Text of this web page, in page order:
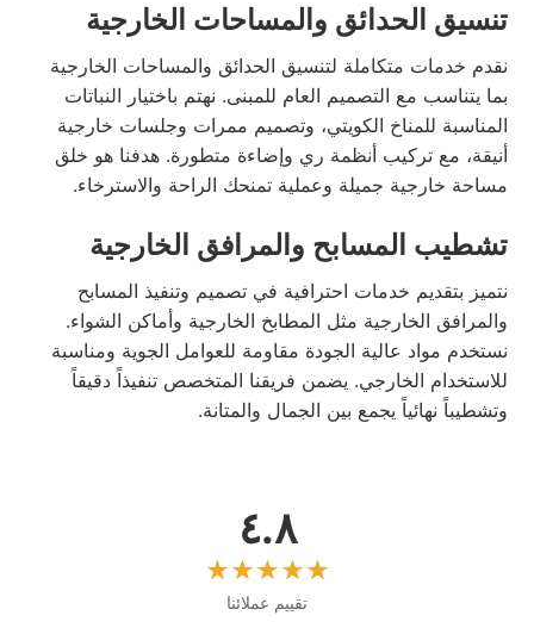
تنسيق الحدائق والمساحات الخارجية
نقدم خدمات متكاملة لتنسيق الحدائق والمساحات الخارجية
بما يتناسب مع التصميم العام للمبنى. نهتم باختيار النباتات
المناسبة للمناخ الكويتي، وتصميم ممرات وجلسات خارجية
أنيقة، مع تركيب أنظمة ري وإضاءة متطورة. هدفنا هو خلق
مساحة خارجية جميلة وعملية تمنحك الراحة والاسترخاء.
تشطيب المسابح والمرافق الخارجية
نتميز بتقديم خدمات احترافية في تصميم وتنفيذ المسابح
والمرافق الخارجية مثل المطابخ الخارجية وأماكن الشواء.
نستخدم مواد عالية الجودة مقاومة للعوامل الجوية ومناسبة
للاستخدام الخارجي. يضمن فريقنا المتخصص تنفيذاً دقيقاً
وتشطيباً نهائياً يجمع بين الجمال والمتانة.
٤.٨
تقييم عملائنا